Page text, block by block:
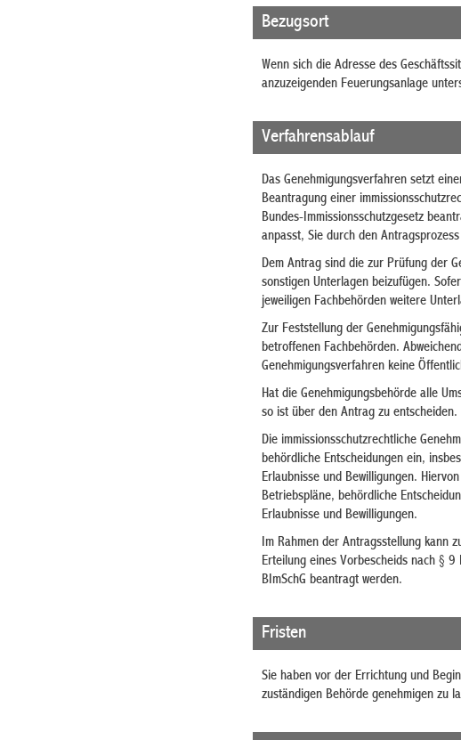
Bezugsort
Wenn sich die Adresse des
anzuzeigenden Feuerungsanlage
Verfahrensablauf
Das Genehmigungsverfahren setzt
Beantragung einer
Bundes-Immissionsschutzgesetz
anpasst, Sie durch den
Dem Antrag sind die zur Prüfung der
sonstigen Unterlagen beizufügen.
jeweiligen Fachbehörden weitere
Zur Feststellung der
betroffenen Fachbehörden.
Genehmigungsverfahren keine
Hat die Genehmigungsbehörde alle
so ist über den Antrag zu
Die immissionsschutzrechtliche
behördliche Entscheidungen ein,
Erlaubnisse und Bewilligungen.
Betriebspläne, behördliche
Erlaubnisse und Bewilligungen.
Im Rahmen der Antragsstellung kann
Erteilung eines Vorbescheids nach §
BImSchG beantragt werden.
Fristen
Sie habenvorderErrichtung und
zuständigen Behörde genehmigen zu